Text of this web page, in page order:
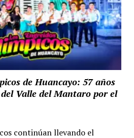
de Huancayo: 57 años
Valle del Mantaro por el
continúan llevando el